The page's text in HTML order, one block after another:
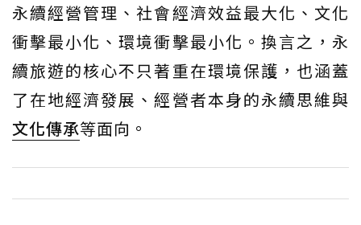
永續經營管理、社會經濟效益最大化、文化
衝擊最小化、環境衝擊最小化。換言之，永
續旅遊的核心不只著重在環境保護，也涵蓋
了在地經濟發展、經營者本身的永續思維與
文化傳承等面向。